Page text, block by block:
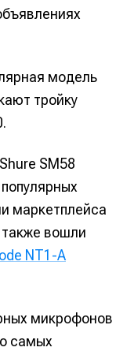
модель
тройку
SM58
маркетплейса
также вошли
NT1-A
микрофонов
самых